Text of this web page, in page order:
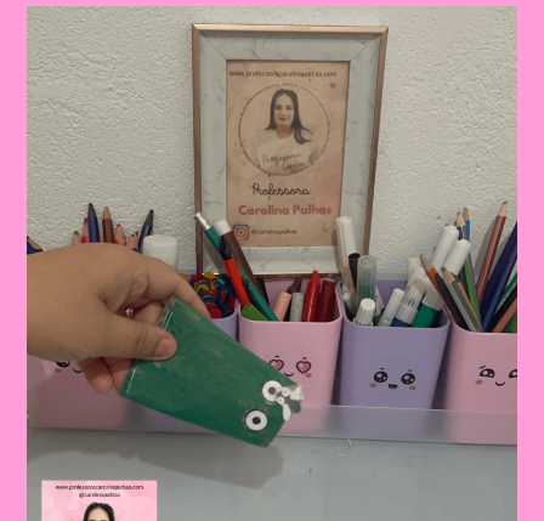
Não
Lava
O
Pé”:
Do
Infantil
Ao
Fundamental|Atividade
Educativa
Com
A
Música
“O
Sapo
Não
Lava
O
Pé”
Mais
Sequência
Didática